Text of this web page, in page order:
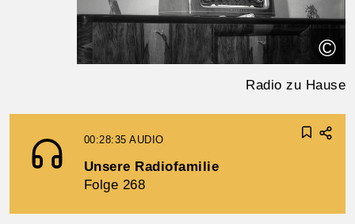
©
Radio zu Hause
00:28:35AUDIO
Unsere Radiofamilie
Folge 268